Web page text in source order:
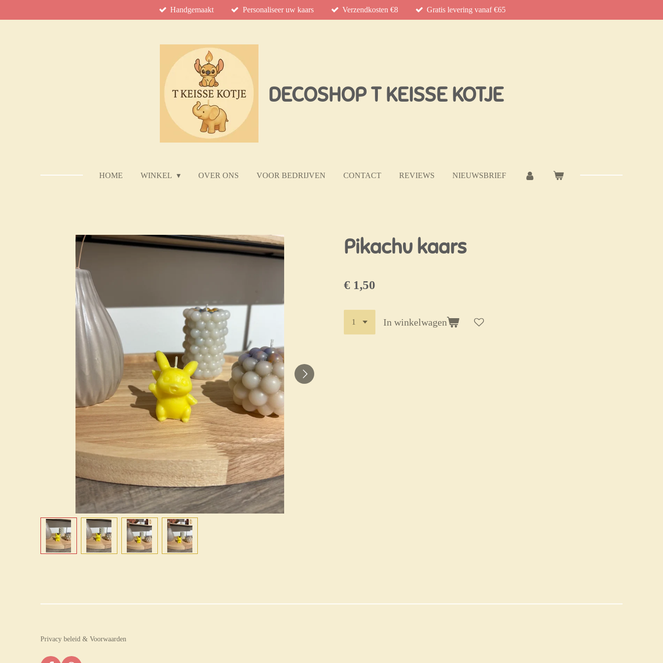
direct
Handgemaakt Personaliseer uw kaars Verzendkosten €8 Gratis levering vanaf €65
DECOSHOP T KEISSE KOTJE
HOME WINKEL OVER ONS VOOR BEDRIJVEN CONTACT REVIEWS NIEUWSBRIEF
Pikachu kaars
€ 1,50
In winkelwagen
Privacy beleid & Voorwaarden